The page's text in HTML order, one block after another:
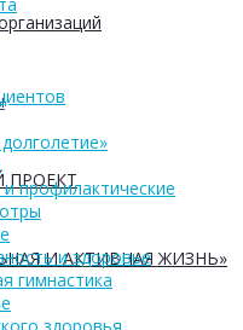
ПРОЕКТ
И АКТИВНАЯ ЖИЗНЬ»
профилактические
и здоровье
гимнастика